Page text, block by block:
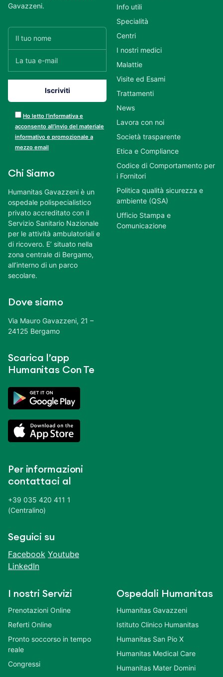
Gavazzeni.
Ho letto l’informativa e
acconsento all’invio del materiale
informativo e promozionale a
mezzo email
Chi Siamo
Humanitas Gavazzeni è un
ospedale polispecialistico
privato accreditato con il
Servizio Sanitario Nazionale
per le attività ambulatoriali e
di ricovero. E’ situato nella
zona centrale di Bergamo,
all’interno di un parco
secolare.
Dove siamo
Via Mauro Gavazzeni, 21 –
24125 Bergamo
Scarica l’app
Humanitas Con Te
Per informazioni
contattaci al
+39 035 420 411 1
(Centralino)
Seguici su
Facebook Youtube
LinkedIn
Info utili
Specialità
Centri
I nostri medici
Malattie
Visite ed Esami
Trattamenti
News
Lavora con noi
Società trasparente
Etica e Compliance
Codice di Comportamento per
i Fornitori
Politica qualità sicurezza e
ambiente (QSA)
Ufficio Stampa e
Comunicazione
I nostri Servizi
Prenotazioni Online
Referti Online
Pronto soccorso in tempo
reale
Congressi
Ospedali Humanitas
Humanitas Gavazzeni
Istituto Clinico Humanitas
Humanitas San Pio X
Humanitas Medical Care
Humanitas Mater Domini